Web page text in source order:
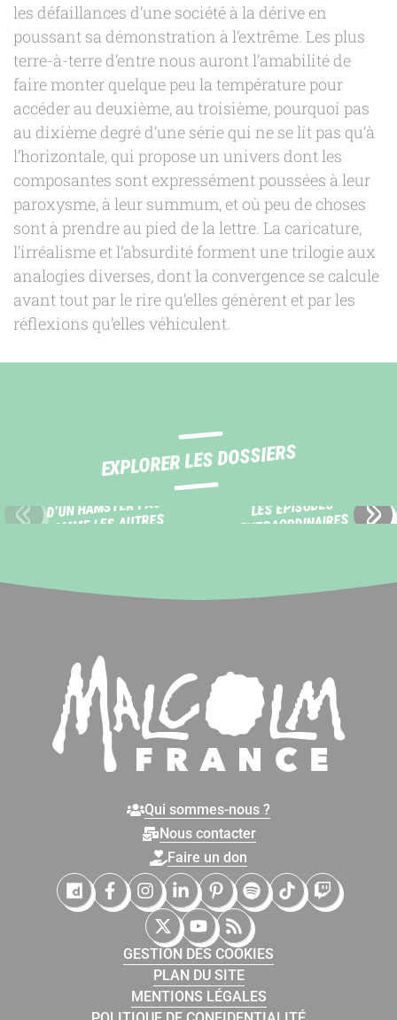
les défaillances d’une société à la dérive en
poussant sa démonstration à l’extrême. Les plus
terre-à-terre d’entre nous auront l’amabilité de
faire monter quelque peu la température pour
accéder au deuxième, au troisième, pourquoi pas
au dixième degré d’une série qui ne se lit pas qu’à
l’horizontale, qui propose un univers dont les
composantes sont expressément poussées à leur
paroxysme, à leur summum, et où peu de choses
sont à prendre au pied de la lettre. La caricature,
l’irréalisme et l’absurdité forment une trilogie aux
analogies diverses, dont la convergence se calcule
avant tout par le rire qu’elles génèrent et par les
réflexions qu’elles véhiculent.
EXPLORER LES DOSSIERS
D’UN HAMSTER PAS
COMME LES AUTRES
LES ÉPISODES
EXTRAORDINAIRES
Slide précédente
Qui sommes-nous ?
Nous contacter
Faire un don
Malcolm France sur Dailymotion
Malcolm France sur Facebook
Malcolm France sur Instagram
Malcolm France sur LinkedIn
Malcolm France sur
Malcolm France sur
MalcolmMalcolm
Malcolm France sur X (Twitter)
Malcolm France sur
Malcolm France sur
GESTION DES COOKIES
PLAN DU SITE
MENTIONS LÉGALES